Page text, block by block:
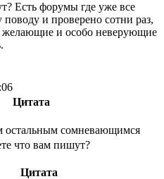
Есть форумы где уже все
поводу и проверено сотни раз,
желающие и особо неверующие
Цитата
остальным сомневающимся
что вам пишут?
Цитата